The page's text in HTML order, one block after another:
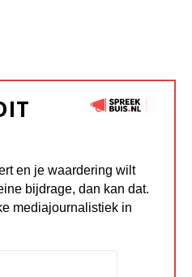
en je waardering wilt
bijdrage, dan kan dat.
mediajournalistiek in